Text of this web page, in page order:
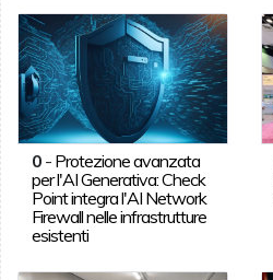
0- Protezione avanzata
per l'AI Generativa: Check
Point integra l'AI Network
Firewall nelle infrastrutture
esistenti